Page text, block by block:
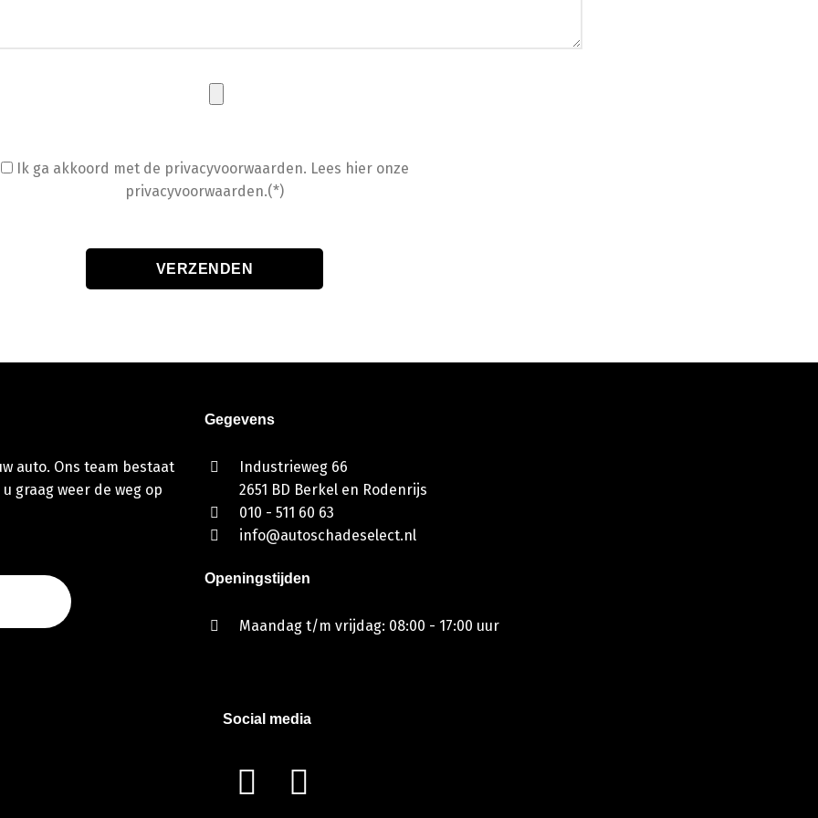
Ik ga akkoord met de privacyvoorwaarden. Lees hier onze
privacyvoorwaarden.(*)
auto. Ons team bestaat
graag weer de weg op
Gegevens
Industrieweg 66
2651 BD Berkel en Rodenrijs
010 - 511 60 63
info@autoschadeselect.nl
Openingstijden
Maandag t/m vrijdag: 08:00 - 17:00 uur
Social media